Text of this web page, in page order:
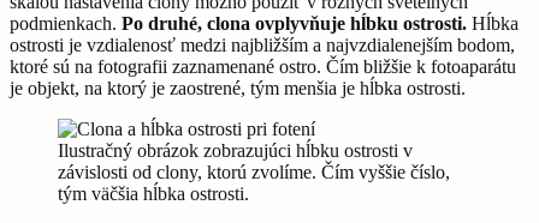
podmienkach. Po druhé, clona ovplyvňuje hĺbku ostrosti. Hĺbka
ostrosti je vzdialenosť medzi najbližším a najvzdialenejším bodom,
ktoré sú na fotografii zaznamenané ostro. Čím bližšie k fotoaparátu
je objekt, na ktorý je zaostrené, tým menšia je hĺbka ostrosti.
Ilustračný obrázok zobrazujúci hĺbku ostrosti v
závislosti od clony, ktorú zvolíme. Čím vyššie číslo,
tým väčšia hĺbka ostrosti.